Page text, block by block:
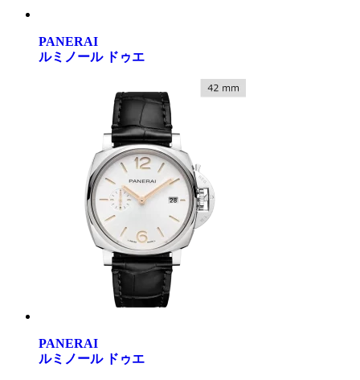
PANERAI
ルミノール ドゥエ
PANERAI
ルミノール ドゥエ